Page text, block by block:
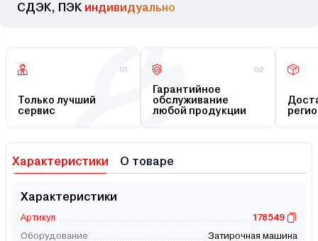
СДЭК, ПЭК индивидуально
01
Только лучший
сервис
02
Гарантийное
обслуживание
любой продукции
Характеристики О товаре
Характеристики
Артикул
178549
Оборудование
Затирочная машина